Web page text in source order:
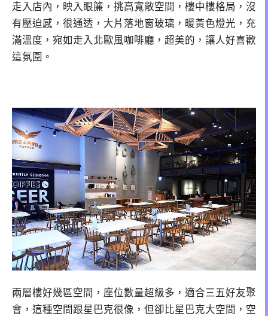
走入店內，映入眼簾，挑高寬敞空間，樓中樓格局，沒
有壓迫感，很通透，大片落地窗玻璃，暖黃色燈光，充
滿溫度，宛如走入北歐風咖啡廳，超美的，讓人好喜歡
這氛圍。
兩層樓好幾區空間，座位數量超級多，適合三五好友聚
會，這種空間跟星巴克很像，但卻比星巴克大空間，空